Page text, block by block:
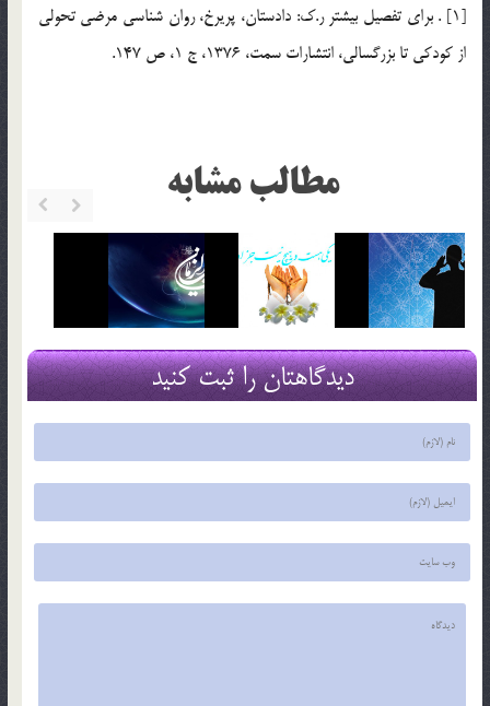
[1] . براي تفصيل بيشتر ر.ك: دادستان، پريرخ، روان شناسي مرضي تحولي
از كودكي تا بزرگسالي، انتشارات سمت، 1376، ج 1، ص 147.
مطالب مشابه
دیدگاهتان را ثبت کنید